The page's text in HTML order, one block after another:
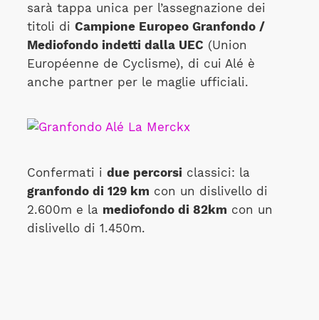
sarà tappa unica per l’assegnazione dei
titoli di Campione Europeo Granfondo /
Mediofondo indetti dalla UEC (Union
Européenne de Cyclisme), di cui Alé è
anche partner per le maglie ufficiali.
Confermati i due percorsiclassici: la
granfondo di 129 km con un dislivello di
2.600m e la mediofondo di 82km con un
dislivello di 1.450m.